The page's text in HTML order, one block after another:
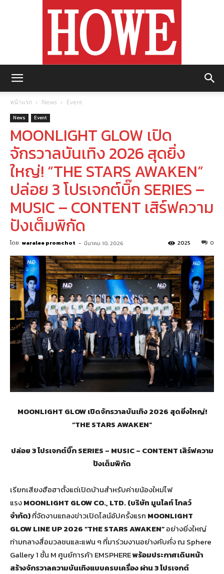
หน้าแรก News Event
News Event
MOONLIGHT GLOW เปิด
จักรวาลบันเทิง 2026 สุดยิ่ง
ใหญ่! “THE STARS AWAKEN”
ปล่อย 3 โปรเจกต์บิ๊ก SERIES –
MUSIC – CONTENT เสิร์ฟความ
ปังเต็มพิกัด
โดย waralee promchot - มีนาคม 10, 2026 0
2025
MOONLIGHT GLOW เปิดจักรวาลบันเทิง 2026 สุดยิ่งใหญ่!
“THE STARS AWAKEN”
ปล่อย3 โปรเจกต์บิ๊ก SERIES – MUSIC – CONTENT เสิร์ฟความ
ปังเต็มพิกัด
เรียกเสียงฮือฮาตั้งแต่เปิดบ้านสำหรับค่ายน้องใหม่ไฟ
แรงMOONLIGHT GLOW CO., LTD. (บริษัท มูนไลท์ โกลว์
จำกัด)ที่จัดงานแถลงข่าวเปิดไลน์อัปครั้งแรก MOONLIGHT
GLOW LINE UP 2026 “THE STARS AWAKEN”อย่างยิ่งใหญ่
ท่ามกลางสื่อมวลชนและแฟน ๆ ที่มาร่วมงานอย่างคับคั่ง ณ Sphere
Gallery 1 ชั้น M ศูนย์การค้า EMSPHEREพร้อมประกาศเดินหน้า
สร้างจักรวาลความบันเทิงแบบครบเครื่อง ผ่าน 3 โปรเจกต์